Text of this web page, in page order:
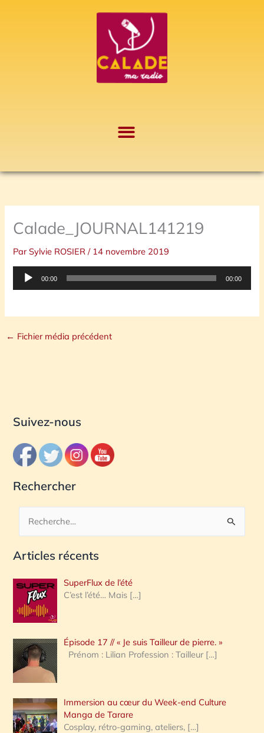
Calade_JOURNAL141219
ParSylvie ROSIER/ 14 novembre 2019
Lecteur
00:00 00:00
← Fichier média précédent
Suivez-nous
Rechercher
c
e
r
c
h
e
:
Articles récents
SuperFlux de l’été
C’est l’été… Mais […]
Épisode 17 // « Je suis Tailleur de pierre. »
Prénom : Lilian Profession : Tailleur […]
Immersion au cœur du Week-end Culture
Manga de Tarare
Cosplay, rétro-gaming, ateliers, […]